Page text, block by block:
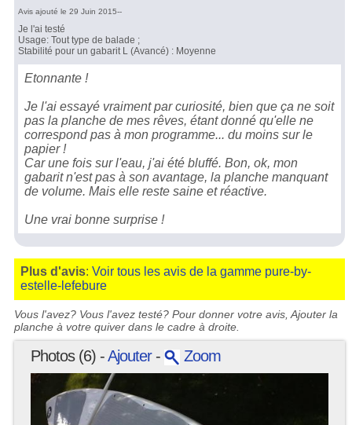
Avis ajouté le 29 Juin 2015--
Je l'ai testé
Usage: Tout type de balade ;
Stabilité pour un gabarit L (Avancé) : Moyenne
Etonnante !
Je l'ai essayé vraiment par curiosité, bien que ça ne soit
pas la planche de mes rêves, étant donné qu'elle ne
correspond pas à mon programme... du moins sur le
papier !
Car une fois sur l'eau, j'ai été bluffé. Bon, ok, mon
gabarit n'est pas à son avantage, la planche manquant
de volume. Mais elle reste saine et réactive.
Une vrai bonne surprise !
Plus d'avis:Voir tous les avis de la gamme pure-by-
estelle-lefebure
Vous l'avez? Vous l'avez testé? Pour donner votre avis, Ajouter la
planche à votre quiver dans le cadre à droite.
Photos (6) -Ajouter- Zoom